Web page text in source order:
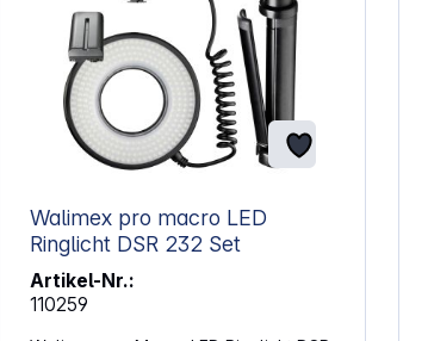
Walimex pro macro LED
Ringlicht DSR 232 Set
Artikel-Nr.:
110259